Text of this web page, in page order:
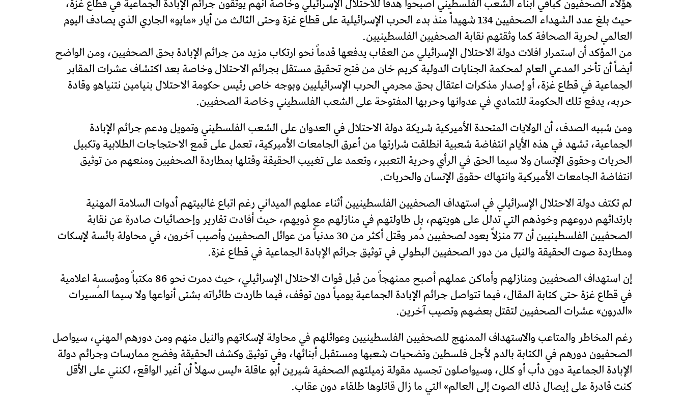
حيث بلغ عدد الشهداء الصحفيين 134 شهيداً منذ بدء الحرب الإسرائيلية على قطاع غزة وحتى الثالث من أيار «مايو» الجاري الذي يصادف اليوم
العالمي لحرية الصحافة كما وثقتهم نقابة الصحفيين الفلسطينيين.
من المؤكد أن استمرار افلات دولة الاحتلال الإسرائيلي من العقاب يدفعها قدماً نحو ارتكاب مزيد من جرائم الإبادة بحق الصحفيين، ومن الواضح
أيضاً أن تأخر المدعي العام لمحكمة الجنايات الدولية كريم خان من فتح تحقيق مستقل بجرائم الاحتلال وخاصة بعد اكتشاف عشرات المقابر
الجماعية في قطاع غزة، أو إصدار مذكرات اعتقال بحق مجرمي الحرب الإسرائيليين وبوجه خاص رئيس حكومة الاحتلال بنيامين نتنياهو وقادة
حربه، يدفع تلك الحكومة للتمادي في عدوانها وحربها المفتوحة على الشعب الفلسطيني وخاصة الصحفيين.
ومن شبيه الصدف، أن الولايات المتحدة الأميركية شريكة دولة الاحتلال في العدوان على الشعب الفلسطيني وتمويل ودعم جرائم الإبادة
الجماعية، تشهد في هذه الأيام انتفاضة شعبية انطلقت شرارتها من أعرق الجامعات الأميركية، تعمل على قمع الاحتجاجات الطلابية وتكبيل
الحريات وحقوق الإنسان ولا سيما الحق في الرأي وحرية التعبير، وتعمد على تغييب الحقيقة وقتلها بمطاردة الصحفيين ومنعهم من توثيق
انتفاضة الجامعات الأميركية وانتهاك حقوق الإنسان والحريات.
لم تكتف دولة الاحتلال الإسرائيلي في استهداف الصحفيين الفلسطينيين أثناء عملهم الميداني رغم اتباع غالبيتهم أدوات السلامة المهنية
بارتدائهم دروعهم وخوذهم التي تدلل على هويتهم، بل طاولتهم في منازلهم مع ذويهم، حيث أفادت تقارير وإحصائيات صادرة عن نقابة
الصحفيين الفلسطينيين أن 77 منزلاً يعود لصحفيين دُمر وقتل أكثر من 30 مدنياً من عوائل الصحفيين وأصيب آخرون، في محاولة بائسة لإسكات
ومطاردة صوت الحقيقة والنيل من دور الصحفيين البطولي في توثيق جرائم الإبادة الجماعية في قطاع غزة.
إن استهداف الصحفيين ومنازلهم وأماكن عملهم أصبح ممنهجاً من قبل قوات الاحتلال الإسرائيلي، حيث دمرت نحو 86 مكتباً ومؤسسة اعلامية
في قطاع غزة حتى كتابة المقال، فيما تتواصل جرائم الإبادة الجماعية يومياً دون توقف، فيما طاردت طائراته بشتى أنواعها ولا سيما المُسيرات
«الدرون» عشرات الصحفيين لتقتل بعضهم وتصيب آخرين.
رغم المخاطر والمتاعب والاستهداف الممنهج للصحفيين الفلسطينيين وعوائلهم في محاولة لإسكاتهم والنيل منهم ومن دورهم المهني، سيواصل
الصحفيون دورهم في الكتابة بالدم لأجل فلسطين وتضحيات شعبها ومستقبل أبنائها، وفي توثيق وكشف الحقيقة وفضح ممارسات وجرائم دولة
الإبادة الجماعية دون دأب أو كلل، وسيواصلون تجسيد مقولة زميلتهم الصحفية شيرين أبو عاقلة «ليس سهلاً أن أغير الواقع، لكنني على الأقل
كنت قادرة على إيصال ذلك الصوت إلى العالم» التي ما زال قاتلوها طلقاء دون عقاب.